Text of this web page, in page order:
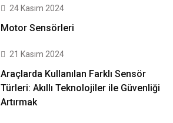
24 Kasım 2024
Motor Sensörleri
21 Kasım 2024
Araçlarda Kullanılan Farklı Sensör
Türleri: Akıllı Teknolojiler ile Güvenliği
Artırmak